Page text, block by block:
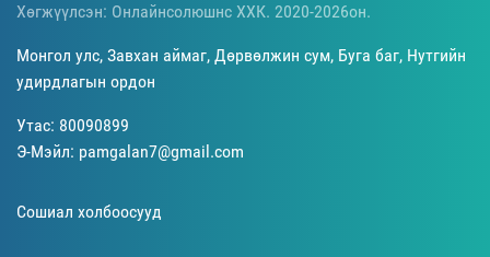
Хөгжүүлсэн: Онлайнсолюшнс ХХК. 2020-2026он.
Монгол улс, Завхан аймаг, Дөрвөлжин сум, Буга баг, Нутгийн
удирдлагын ордон
Утас: 80090899
Э-Мэйл: pamgalan7@gmail.com
Сошиал холбоосууд